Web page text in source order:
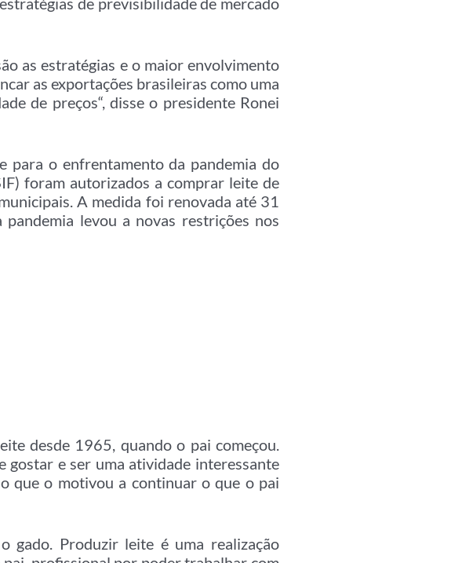
as estratégias e o maior envolvimento
as exportações brasileiras como uma
de preços“, disse o presidente Ronei
para o enfrentamento da pandemia do
foram autorizados a comprar leite de
A medida foi renovada até 31
levou a novas restrições nos
desde 1965, quando o pai começou.
gostar e ser uma atividade interessante
que o motivou a continuar o que o pai
gado. Produzir leite é uma realização